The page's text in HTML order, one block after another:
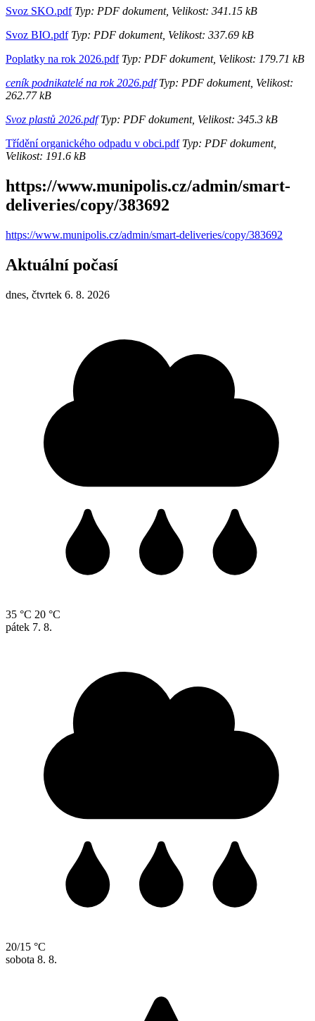
Svoz SKO.pdfTyp: PDF dokument, Velikost: 341.15 kB
Svoz BIO.pdfTyp: PDF dokument, Velikost: 337.69 kB
Poplatky na rok 2026.pdfTyp: PDF dokument, Velikost: 179.71 kB
ceník podnikatelé na rok 2026.pdfTyp: PDF dokument, Velikost:
262.77 kB
Svoz plastů 2026.pdfTyp: PDF dokument, Velikost: 345.3 kB
Třídění organického odpadu v obci.pdfTyp: PDF dokument,
Velikost: 191.6 kB
https://www.munipolis.cz/admin/smart-
deliveries/copy/383692
https://www.munipolis.cz/admin/smart-deliveries/copy/383692
Aktuální počasí
dnes, čtvrtek 6. 8. 2026
35 °C 20 °C
pátek 7. 8.
20/15 °C
sobota 8. 8.